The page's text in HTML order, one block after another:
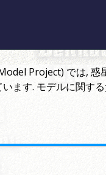
Project) では, 惑
ます. モデルに関す